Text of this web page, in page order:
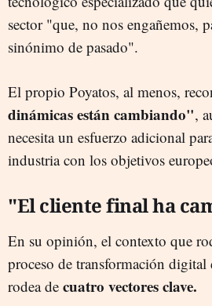
sector "que, no nos engañemos,
sinónimo de pasado".
El propio Poyatos, al menos,
dinámicas están cambiando",
necesita un esfuerzo adicional
industria con los objetivos
"El cliente final ha
En su opinión, el contexto que
proceso de transformación digital
rodea de cuatro vectores clave.